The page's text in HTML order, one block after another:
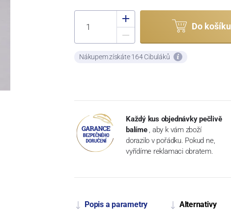
Do košíku
Nákupem získáte 164 Cibuláků
Každý kus objednávky pečlivě
balíme , aby k vám zboží
dorazilo v pořádku. Pokud ne,
vyřídíme reklamaci obratem.
Popis a parametry Alternativy